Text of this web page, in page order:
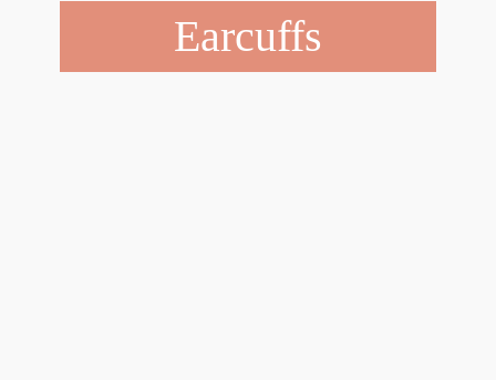
Earcuffs